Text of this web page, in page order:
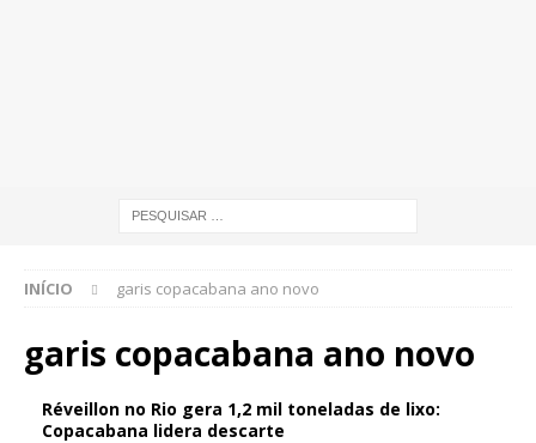
INÍCIO garis copacabana ano novo
garis copacabana ano novo
Réveillon no Rio gera 1,2 mil toneladas de lixo:
Copacabana lidera descarte